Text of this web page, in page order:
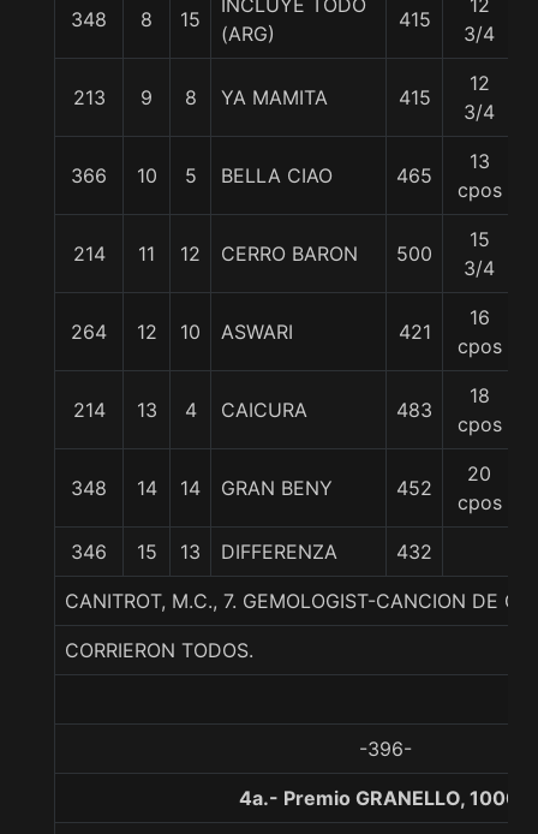
348 8 15
INCLUYE TODO
(ARG)
415
12
3/4
213 9 8 YA MAMITA 415
12
3/4
366 10 5 BELLA CIAO 465
13
cpos
214 11 12 CERRO BARON 500
15
3/4
264 12 10 ASWARI 421
16
cpos
214 13 4 CAICURA 483
18
cpos
348 14 14 GRAN BENY 452
20
cpos
346 15 13 DIFFERENZA 432
CANITROT, M.C., 7. GEMOLOGIST-CANCION DE
CORRIERON TODOS.
-396-
4a.- Premio GRANELLO, 1000